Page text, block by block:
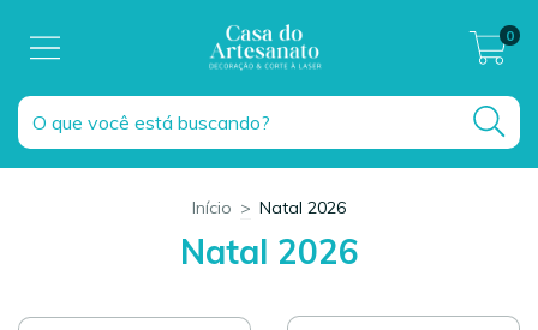
0
Início > Natal 2026
Natal 2026